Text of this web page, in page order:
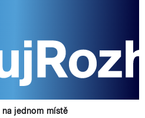
jednom místě